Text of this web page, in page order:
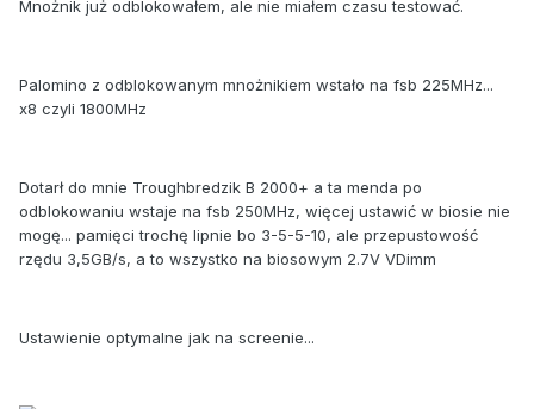
Mnożnik już odblokowałem, ale nie miałem czasu testować.
Palomino z odblokowanym mnożnikiem wstało na fsb 225MHz...
x8 czyli 1800MHz
Dotarł do mnie Troughbredzik B 2000+ a ta menda po
odblokowaniu wstaje na fsb 250MHz, więcej ustawić w biosie nie
mogę... pamięci trochę lipnie bo 3-5-5-10, ale przepustowość
rzędu 3,5GB/s, a to wszystko na biosowym 2.7V VDimm
Ustawienie optymalne jak na screenie...